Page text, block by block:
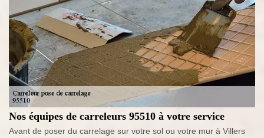
Nos équipes de carreleurs 95510 à votre service
Avant de poser du carrelage sur votre sol ou votre mur à Villers